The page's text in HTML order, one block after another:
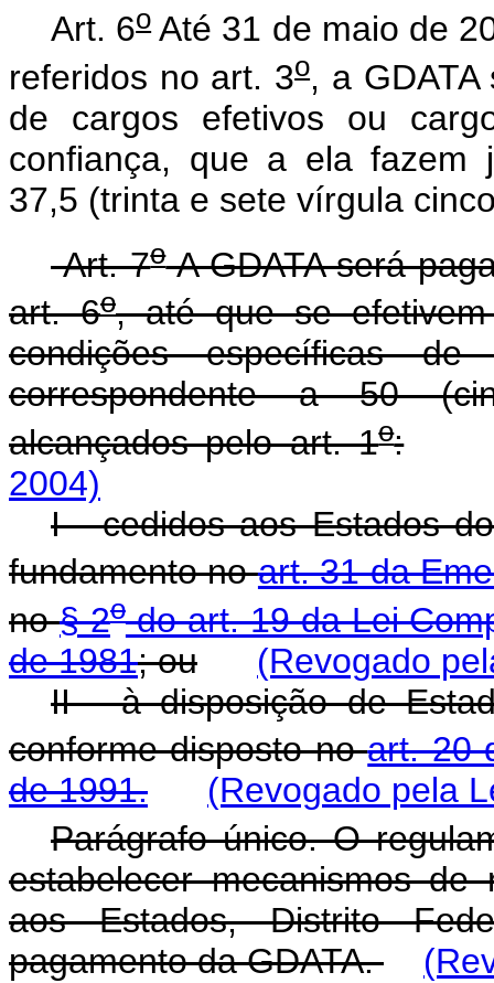
Art. 6oAté 31 de maio de
referidos no art. 3o, a
de cargos efetivos ou
confiança, que a ela fazem
37,5 (trinta e sete vírgula
Art. 7oA GDATA será
art. 6o, até que se
condições específicas
correspondente a 50
alcançados pelo art. 1o:
2004)
I - cedidos aos Estados
fundamento noart. 31 da
no§ 2odo art. 19 da Lei
de 1981; ou
(Revogado
II - à disposição de
conforme disposto noart. 20
de 1991.
(Revogado pela
Parágrafo único. O
estabelecer mecanismos
aos Estados, Distrito
pagamento da GDATA.